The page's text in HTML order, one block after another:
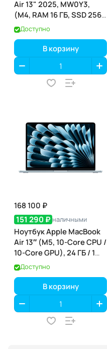
Air 13" 2025, MW0Y3,
(M4, RAM 16 ГБ, SSD 256
ГБ), Звёздный свет
Доступно
В корзину
168 100 ₽
151 290 ₽ наличными
Ноутбук Apple MacBook
Air 13″ (M5, 10-Core CPU /
10-Core GPU), 24 ГБ / 1
ТБ, Sky Blue (небесно-
голубой) (MDHK4)
Доступно
В корзину